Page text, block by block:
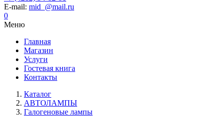
E-mail: mid_@mail.ru
0
Меню
Главная
Магазин
Услуги
Гостевая книга
Контакты
Каталог
АВТОЛАМПЫ
Галогеновые лампы